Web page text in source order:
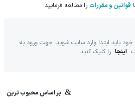
قوانین و مقررات را مطالعه فرمایید.
باید ابتدا وارد سایت شوید. جهت ورود به
اینجا را کلیک کنید
بر اساس محبوب ترین